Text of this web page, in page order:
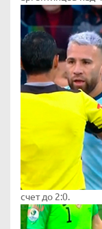
счет до 2:0.